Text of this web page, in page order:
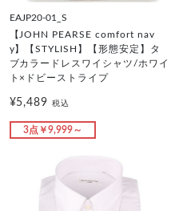
EAJP20-01_S
【JOHN PEARSE comfort nav
y】【STYLISH】【形態安定】タ
ブカラードレスワイシャツ/ホワイ
ト×ドビーストライプ
¥5,489税込
3点￥9,999～